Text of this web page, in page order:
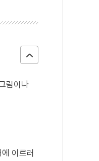
림이나
이르러